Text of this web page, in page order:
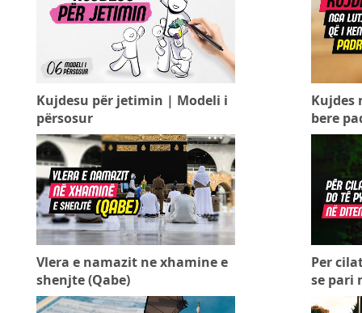
Kujdesu për jetimin | Modeli i
përsosur
Kujdes
bere
Vlera e namazit ne xhamine e
shenjte (Qabe)
Per
se pari